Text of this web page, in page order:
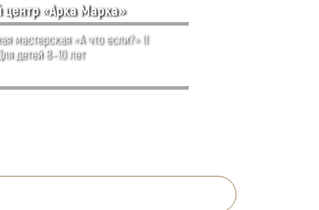
центр «Арка Марка»
мастерская «А что если?» II
детей 8–10 лет